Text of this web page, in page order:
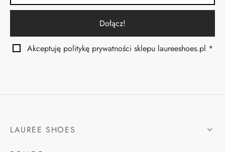
Akceptuję politykę prywatności sklepu laureeshoes.pl *
LAUREE SHOES